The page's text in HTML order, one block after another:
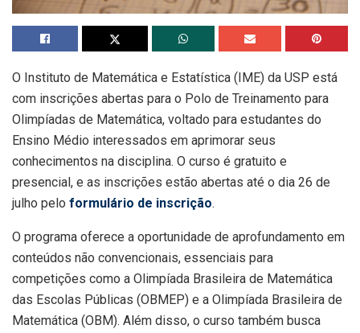
O Instituto de Matemática e Estatística (IME) da USP está
com inscrições abertas para o Polo de Treinamento para
Olimpíadas de Matemática, voltado para estudantes do
Ensino Médio interessados em aprimorar seus
conhecimentos na disciplina. O curso é gratuito e
presencial, e as inscrições estão abertas até o dia 26 de
julho pelo formulário de inscrição.
O programa oferece a oportunidade de aprofundamento em
conteúdos não convencionais, essenciais para
competições como a Olimpíada Brasileira de Matemática
das Escolas Públicas (OBMEP) e a Olimpíada Brasileira de
Matemática (OBM). Além disso, o curso também busca